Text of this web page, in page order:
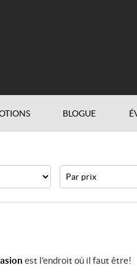
BLOGUE
est l’endroit où il faut être!